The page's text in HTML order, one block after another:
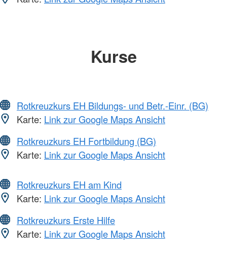
Kurse
Rotkreuzkurs EH Bildungs- und Betr.-Einr. (BG)
Karte: Link zur Google Maps Ansicht
Rotkreuzkurs EH Fortbildung (BG)
Karte: Link zur Google Maps Ansicht
Rotkreuzkurs EH am Kind
Karte: Link zur Google Maps Ansicht
Rotkreuzkurs Erste Hilfe
Karte: Link zur Google Maps Ansicht